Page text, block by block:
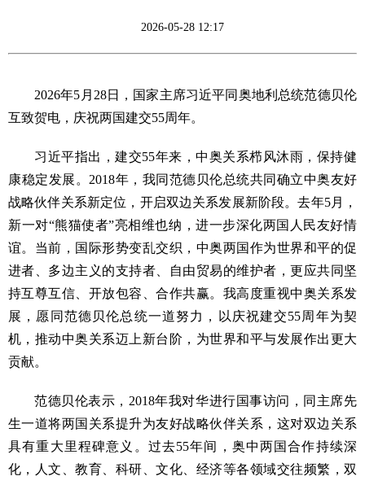
2026-05-28 12:17
2026年5月28日，国家主席习近平同奥地利总统范德贝伦
互致贺电，庆祝两国建交55周年。
习近平指出，建交55年来，中奥关系栉风沐雨，保持健
康稳定发展。2018年，我同范德贝伦总统共同确立中奥友好
战略伙伴关系新定位，开启双边关系发展新阶段。去年5月，
新一对“熊猫使者”亮相维也纳，进一步深化两国人民友好情
谊。当前，国际形势变乱交织，中奥两国作为世界和平的促
进者、多边主义的支持者、自由贸易的维护者，更应共同坚
持互尊互信、开放包容、合作共赢。我高度重视中奥关系发
展，愿同范德贝伦总统一道努力，以庆祝建交55周年为契
机，推动中奥关系迈上新台阶，为世界和平与发展作出更大
贡献。
范德贝伦表示，2018年我对华进行国事访问，同主席先
生一道将两国关系提升为友好战略伙伴关系，这对双边关系
具有重大里程碑意义。过去55年间，奥中两国合作持续深
化，人文、教育、科研、文化、经济等各领域交往频繁，双